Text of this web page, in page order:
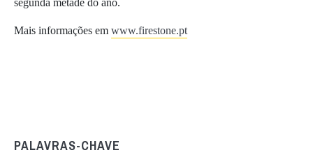
Mais informações em www.firestone.pt
PALAVRAS-CHAVE